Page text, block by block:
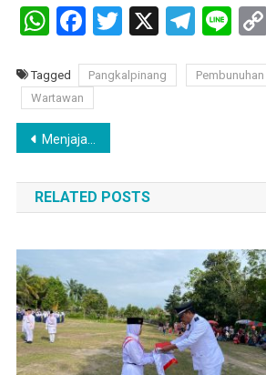
WhatsApp
Facebook
Twitter
X
Tagged Pangkalpinang
Wartawan
Navigasi
pos
Menjajaki Rasa Nusantara di Tengah Semangat Kemerdekaan: BBQ Edukatif ala The 1O1 Palembang Rajawali
RELATED POSTS